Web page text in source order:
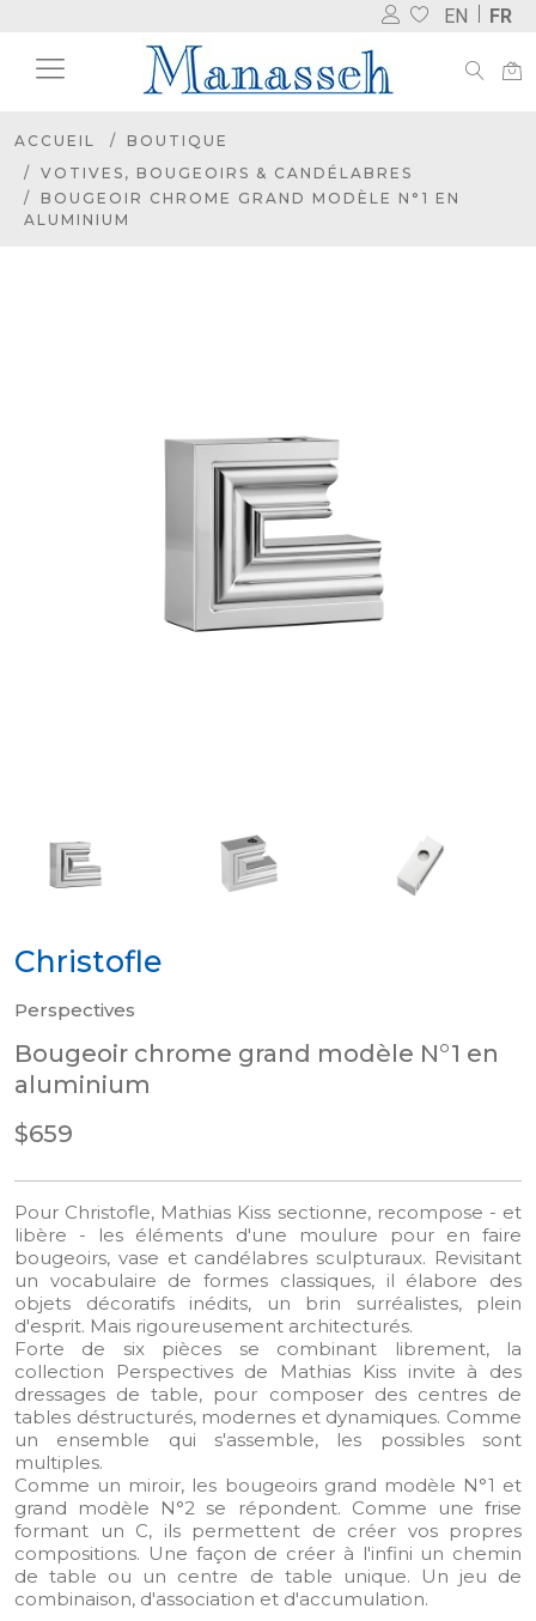
EN FR
ACCUEIL
BOUTIQUE
VOTIVES, BOUGEOIRS & CANDÉLABRES
BOUGEOIR CHROME GRAND MODÈLE N°1 EN
ALUMINIUM
Christofle
Perspectives
Bougeoir chrome grand modèle N°1 en
aluminium
$659
Pour Christofle, Mathias Kiss sectionne, recompose - et
libère - les éléments d'une moulure pour en faire
bougeoirs, vase et candélabres sculpturaux. Revisitant
un vocabulaire de formes classiques, il élabore des
objets décoratifs inédits, un brin surréalistes, plein
d'esprit. Mais rigoureusement architecturés.
Forte de six pièces se combinant librement, la
collection Perspectives de Mathias Kiss invite à des
dressages de table, pour composer des centres de
tables déstructurés, modernes et dynamiques. Comme
un ensemble qui s'assemble, les possibles sont
multiples.
Comme un miroir, les bougeoirs grand modèle N°1 et
grand modèle N°2 se répondent. Comme une frise
formant un C, ils permettent de créer vos propres
compositions. Une façon de créer à l'infini un chemin
de table ou un centre de table unique. Un jeu de
combinaison, d'association et d'accumulation.